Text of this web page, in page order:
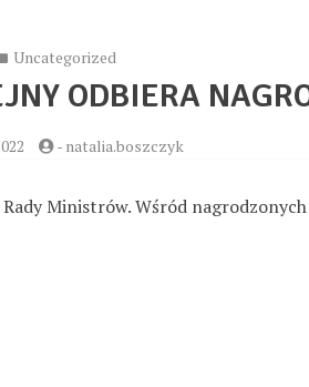
Uncategorized
ODBIERA
- natalia.boszczyk
Ministrów. Wśród